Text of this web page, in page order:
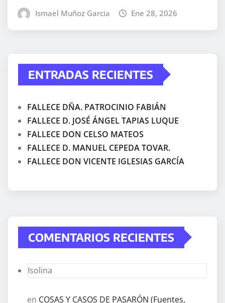
Ismael Muñoz Garcia Ene 28, 2026
ENTRADAS RECIENTES
FALLECE DÑA. PATROCINIO FABIÁN
FALLECE D. JOSÉ ÁNGEL TAPIAS LUQUE
FALLECE DON CELSO MATEOS
FALLECE D. MANUEL CEPEDA TOVAR.
FALLECE DON VICENTE IGLESIAS GARCÍA
COMENTARIOS RECIENTES
Isolina
en COSAS Y CASOS DE PASARÓN (Fuentes,